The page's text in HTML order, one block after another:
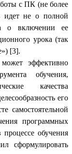
с ПК (не более
идет не о полной
а о включении ее
урока (так
[3].
эффективно
обучения,
качества
его
самостоятельной
программных
обучения
сформулировать